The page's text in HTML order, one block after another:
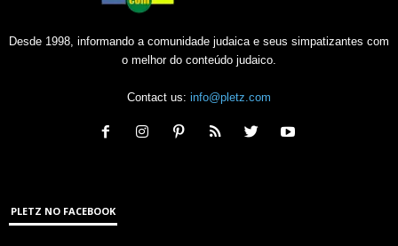
Desde 1998, informando a comunidade judaica e seus simpatizantes com
o melhor do conteúdo judaico.
Contact us: info@pletz.com
PLETZ NO FACEBOOK